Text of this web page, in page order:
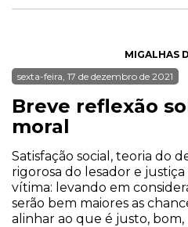
MIGALHAS
sexta-feira, 17 de dezembro de 2021
Breve reflexão
moral
Satisfação social, teoria do
rigorosa do lesador e
vítima: levando em
serão bem maiores as
alinhar ao que é justo,